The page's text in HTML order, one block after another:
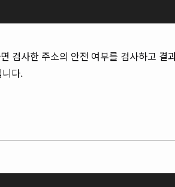
검사한 주소의 안전 여부를 검사하고 결
다.